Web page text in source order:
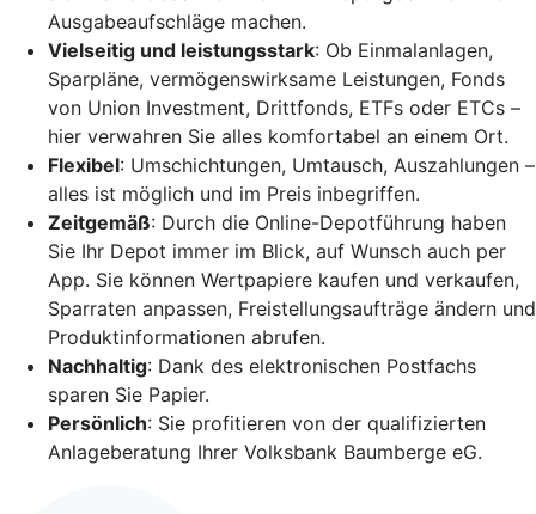
Ausgabeaufschläge machen.
Vielseitig und leistungsstark: Ob Einmalanlagen,
Sparpläne, vermögenswirksame Leistungen, Fonds
von Union Investment, Drittfonds, ETFs oder ETCs –
hier verwahren Sie alles komfortabel an einem Ort.
Flexibel: Umschichtungen, Umtausch, Auszahlungen –
alles ist möglich und im Preis inbegriffen.
Zeitgemäß: Durch die Online-Depotführung haben
Sie Ihr Depot immer im Blick, auf Wunsch auch per
App. Sie können Wertpapiere kaufen und verkaufen,
Sparraten anpassen, Freistellungsaufträge ändern und
Produktinformationen abrufen.
Nachhaltig: Dank des elektronischen Postfachs
sparen Sie Papier.
Persönlich: Sie profitieren von der qualifizierten
Anlageberatung Ihrer Volksbank Baumberge eG.